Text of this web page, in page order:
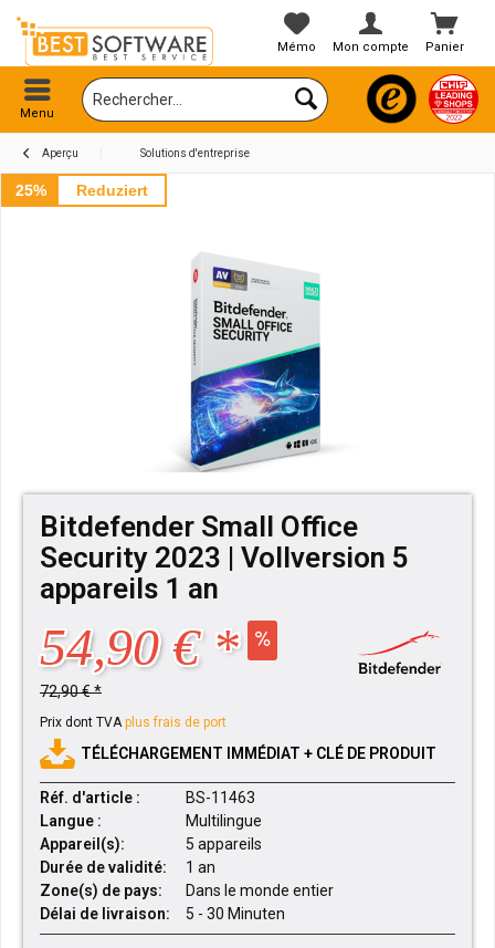
Panier
Mémo Mon compte
Menu
Aperçu Solutions d'entreprise
25% Reduziert
Bitdefender Small Office
Security 2023 | Vollversion 5
appareils 1 an
54,90 € *
72,90 € *
Prix dont TVAplus frais de port
TÉLÉCHARGEMENT IMMÉDIAT + CLÉ DE PRODUIT
Réf. d'article :
BS-11463
Langue :
Multilingue
Appareil(s):
5 appareils
Durée de validité:
1 an
Zone(s) de pays:
Dans le monde entier
Délai de livraison:
5 - 30 Minuten